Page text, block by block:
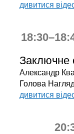
дивитися
Заключне
Александр
Голова
дивитися